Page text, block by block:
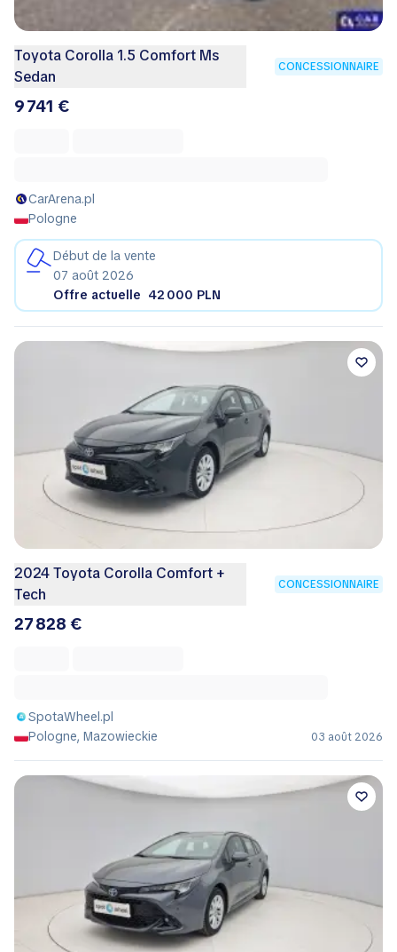
Toyota Corolla 1.5 Comfort Ms
Sedan
CONCESSIONNAIRE
9 741 €
CarArena.pl
Pologne
Début de la vente
07 août 2026
Offre actuelle 42 000 PLN
2024 Toyota Corolla Comfort +
Tech
CONCESSIONNAIRE
27 828 €
SpotaWheel.pl
Pologne, Mazowieckie
03 août 2026